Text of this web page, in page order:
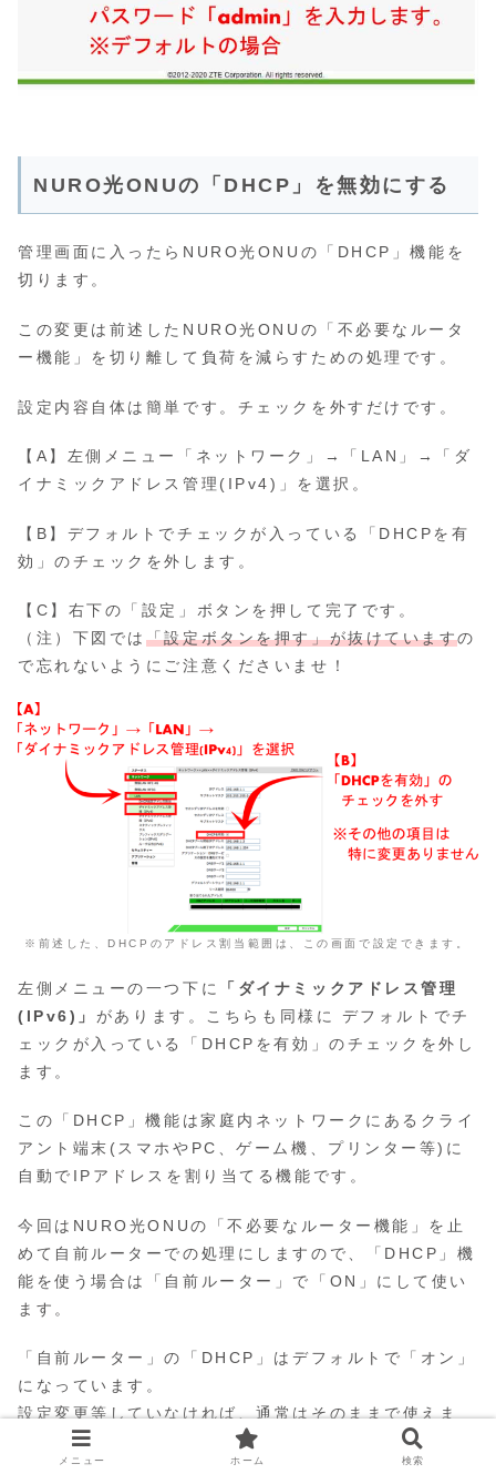
NURO光ONUの「DHCP」を無効にする
管理画面に入ったらNURO光ONUの「DHCP」機能を
切ります。
この変更は前述したNURO光ONUの「不必要なルータ
ー機能」を切り離して負荷を減らすための処理です。
設定内容自体は簡単です。チェックを外すだけです。
【A】左側メニュー「ネットワーク」→「LAN」→「ダ
イナミックアドレス管理(IPv4)」を選択。
【B】デフォルトでチェックが入っている「DHCPを有
効」のチェックを外します。
【C】右下の「設定」ボタンを押して完了です。
（注）下図では 「設定ボタンを押す」が抜けていますの
で忘れないようにご注意くださいませ！
※前述した、DHCPのアドレス割当範囲は、この画面で設定できます。
左側メニューの一つ下に
「ダイナミックアドレス管理
(IPv6)」 があります。こちらも同様に デフォルトでチ
ェックが入っている「DHCPを有効」のチェックを外し
ます。
この「DHCP」機能は家庭内ネットワークにあるクライ
アント端末(スマホやPC、ゲーム機、プリンター等)に
自動でIPアドレスを割り当てる機能です。
今回はNURO光ONUの「不必要なルーター機能」を止
めて自前ルーターでの処理にしますので、「DHCP」機
能を使う場合は「自前ルーター」で「ON」にして使い
ます。
「自前ルーター」の「DHCP」はデフォルトで「オン」
になっています。
設定変更等していなければ、通常はそのままで使えま
メニュー ホーム 検索